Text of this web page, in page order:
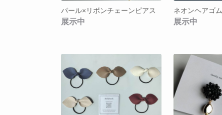
パール×リボンチェーンピアス
展示中
ネオンヘアゴム
展示中